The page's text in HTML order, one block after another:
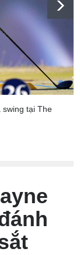
swing tại The